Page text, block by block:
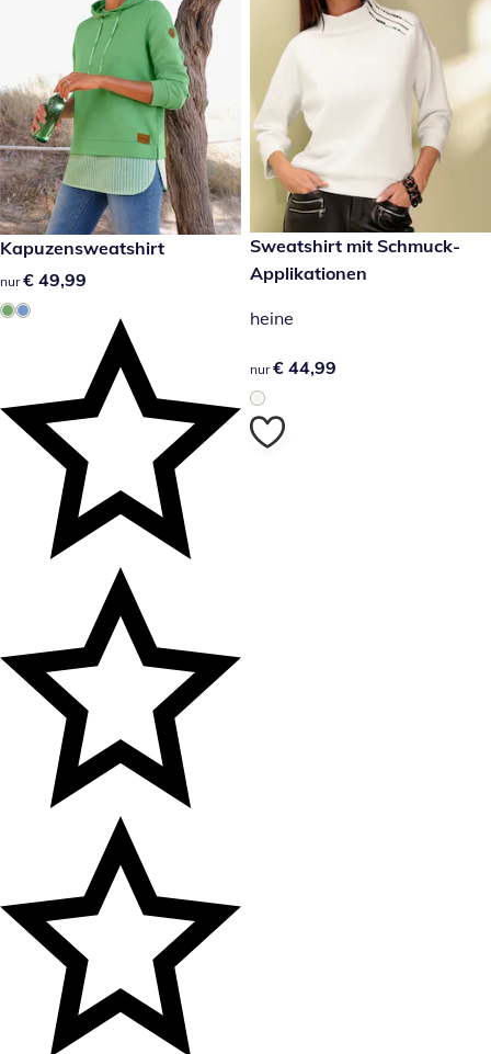
€ 49,99
Kapuzensweatshirt
€ 49,99
nur € 49,99
€ 44,99
Sweatshirt mit Schmuck-
Applikationen
heine
€ 44,99
nur € 44,99